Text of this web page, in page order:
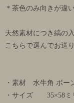
＊茶色のみ向きが違
天然素材につき縞の
こちらで選んでお送
・素材 水牛角 ボー
・サイズ 35×58ミ